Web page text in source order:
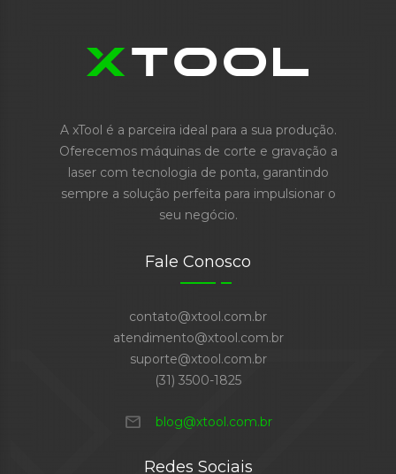
A xTool é a parceira ideal para a sua produção.
Oferecemos máquinas de corte e gravação a
laser com tecnologia de ponta, garantindo
sempre a solução perfeita para impulsionar o
seu negócio.
Fale Conosco
contato@xtool.com.br
atendimento@xtool.com.br
suporte@xtool.com.br
(31) 3500-1825
mail blog@xtool.com.br
Redes Sociais